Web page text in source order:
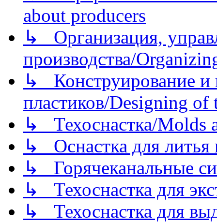
about producers
↳ Организация,
производства/
↳ Конструирование и
пластиков/Designing of
↳ Техоснастка/Molds
↳ Оснастка для литья
↳ Горячеканальные
↳ Техоснастка для
↳ Техоснастка для